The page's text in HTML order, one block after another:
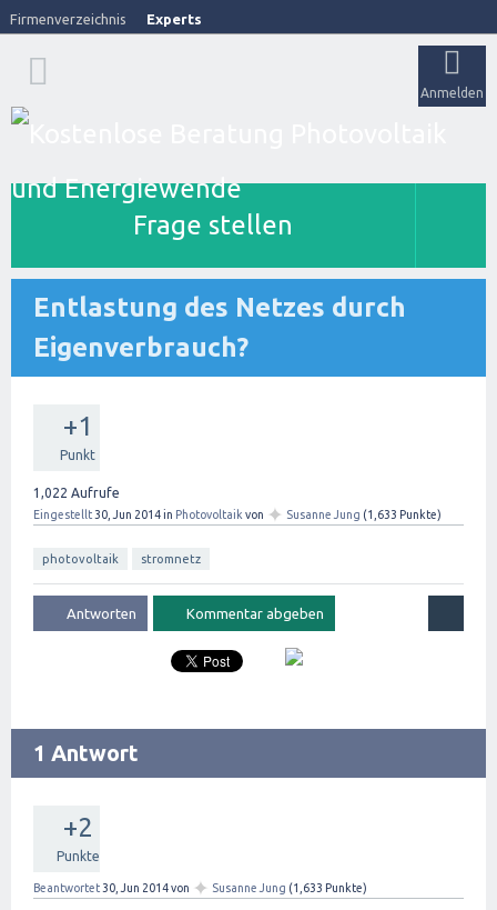
Firmenverzeichnis Experts
Anmelden
Frage stellen
Entlastung des Netzes durch
Eigenverbrauch?
+1
Punkt
1,022 Aufrufe
Eingestellt 30, Jun 2014in Photovoltaik von ✦ Susanne Jung (1,633 Punkte)
photovoltaik stromnetz
1 Antwort
+2
Punkte
Beantwortet 30, Jun 2014von ✦ Susanne Jung (1,633 Punkte)